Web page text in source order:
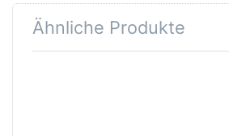
Ähnliche Produkte